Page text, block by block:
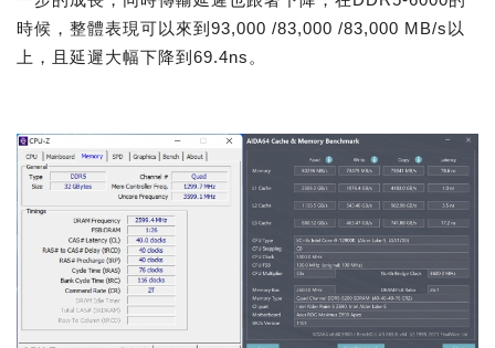
時候，整體表現可以來到93,000 /83,000 /83,000 MB/s以
上，且延遲大幅下降到69.4ns。